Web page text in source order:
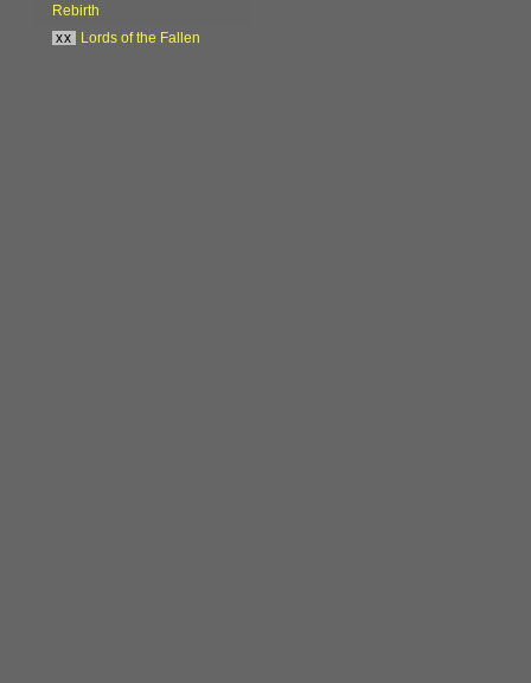
Rebirth
xx
Lords of the Fallen